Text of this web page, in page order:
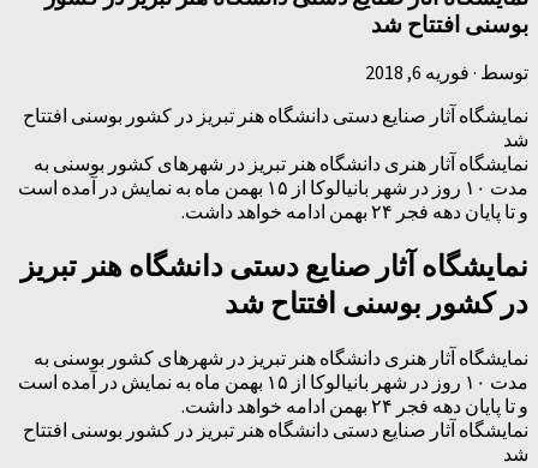
بوسنی افتتاح شد
توسط · فوریه 6, 2018
نمایشگاه آثار صنایع دستی دانشگاه هنر تبریز در کشور بوسنی افتتاح
شد
نمایشگاه آثار هنری دانشگاه هنر تبریز در شهر‌های کشور بوسنی به
مدت ۱۰ روز در شهر بانیالوکا از ۱۵ بهمن ماه به نمایش در آمده است
و تا پایان دهه فجر ۲۴ بهمن ادامه خواهد داشت.
نمایشگاه آثار صنایع دستی دانشگاه هنر تبریز
در کشور بوسنی افتتاح شد
نمایشگاه آثار هنری دانشگاه هنر تبریز در شهر‌های کشور بوسنی به
مدت ۱۰ روز در شهر بانیالوکا از ۱۵ بهمن ماه به نمایش در آمده است
و تا پایان دهه فجر ۲۴ بهمن ادامه خواهد داشت.
نمایشگاه آثار صنایع دستی دانشگاه هنر تبریز در کشور بوسنی افتتاح
شد